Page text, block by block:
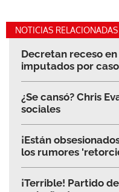
NOTICIAS RELACIONADAS
Decretan receso
imputados por caso
¿Se cansó? Chris
sociales
¡Están
los rumores
¡Terrible! Partido